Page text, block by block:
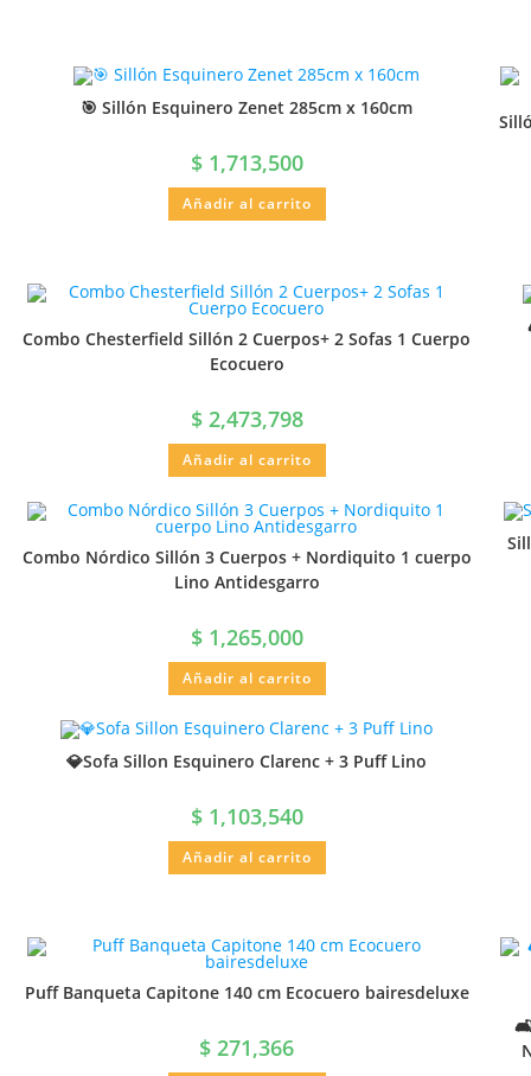
🎯 Sillón Esquinero Zenet 285cm x 160cm
$1,713,500
Añadir al carrito
Combo Chesterfield Sillón 2 Cuerpos+ 2 Sofas 1 Cuerpo
Ecocuero
$2,473,798
Añadir al carrito
Combo Nórdico Sillón 3 Cuerpos + Nordiquito 1 cuerpo
Lino Antidesgarro
$1,265,000
Añadir al carrito
💎Sofa Sillon Esquinero Clarenc + 3 Puff Lino
$1,103,540
Añadir al carrito
Puff Banqueta Capitone 140 cm Ecocuero bairesdeluxe
$ 271,366
🛋️